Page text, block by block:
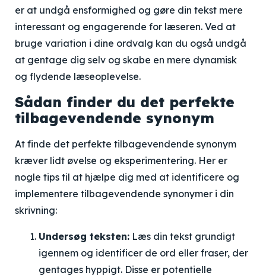
er at undgå ensformighed og gøre din tekst mere
interessant og engagerende for læseren. Ved at
bruge variation i dine ordvalg kan du også undgå
at gentage dig selv og skabe en mere dynamisk
og flydende læseoplevelse.
Sådan finder du det perfekte
tilbagevendende synonym
At finde det perfekte tilbagevendende synonym
kræver lidt øvelse og eksperimentering. Her er
nogle tips til at hjælpe dig med at identificere og
implementere tilbagevendende synonymer i din
skrivning:
Undersøg teksten: Læs din tekst grundigt
igennem og identificer de ord eller fraser, der
gentages hyppigt. Disse er potentielle